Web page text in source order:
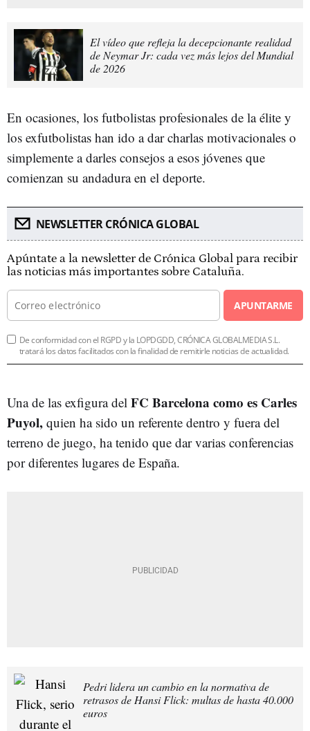
El vídeo que refleja la decepcionante realidad
de Neymar Jr: cada vez más lejos del Mundial
de 2026
En ocasiones, los futbolistas profesionales de la élite y
los exfutbolistas han ido a dar charlas motivacionales o
simplemente a darles consejos a esos jóvenes que
comienzan su andadura en el deporte.
NEWSLETTER CRÓNICA GLOBAL
Apúntate a la newsletter de Crónica Global para recibir
las noticias más importantes sobre Cataluña.
APUNTARME
De conformidad con el RGPD y la LOPDGDD, CRÓNICA GLOBALMEDIA S.L.
tratará los datos facilitados con la finalidad de remitirle noticias de actualidad.
Una de las exfigura del FC Barcelona como es Carles
Puyol, quien ha sido un referente dentro y fuera del
terreno de juego, ha tenido que dar varias conferencias
por diferentes lugares de España.
Pedri lidera un cambio en la normativa de
retrasos de Hansi Flick: multas de hasta 40.000
euros